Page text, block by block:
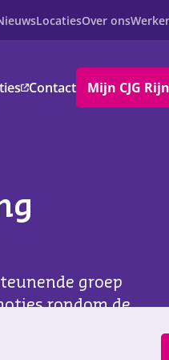
LocatiesOver ons
Contact Mijn CJG
groep
rondom de